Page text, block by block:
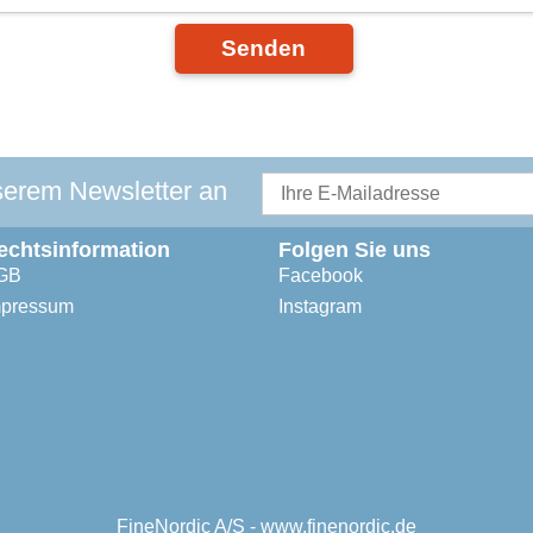
Senden
Newsletter an
Folgen Sie uns
Facebook
Instagram
FineNordic A/S - www.finenordic.de